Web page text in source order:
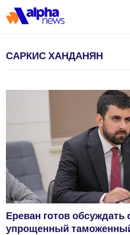
САРКИС ХАНДАНЯН
Ереван готов обсуждать
упрощенный